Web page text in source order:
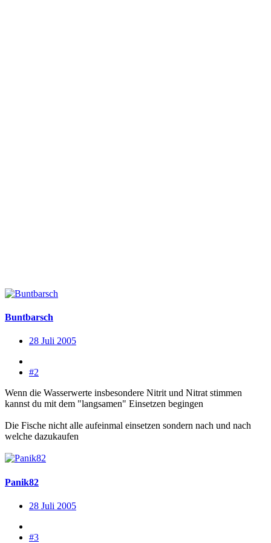
Buntbarsch
28 Juli 2005
#2
Wenn die Wasserwerte insbesondere Nitrit und Nitrat stimmen
kannst du mit dem "langsamen" Einsetzen begingen
Die Fische nicht alle aufeinmal einsetzen sondern nach und nach
welche dazukaufen
Panik82
28 Juli 2005
#3